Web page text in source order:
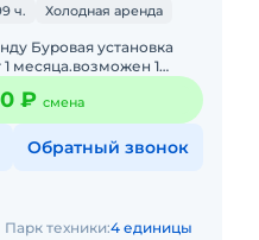
ч. Холодная аренда
Буровая установка
месяца.возможен 1
х сменный режим 22
₽ смена
Обратный звонок
Парк техники:4 единицы